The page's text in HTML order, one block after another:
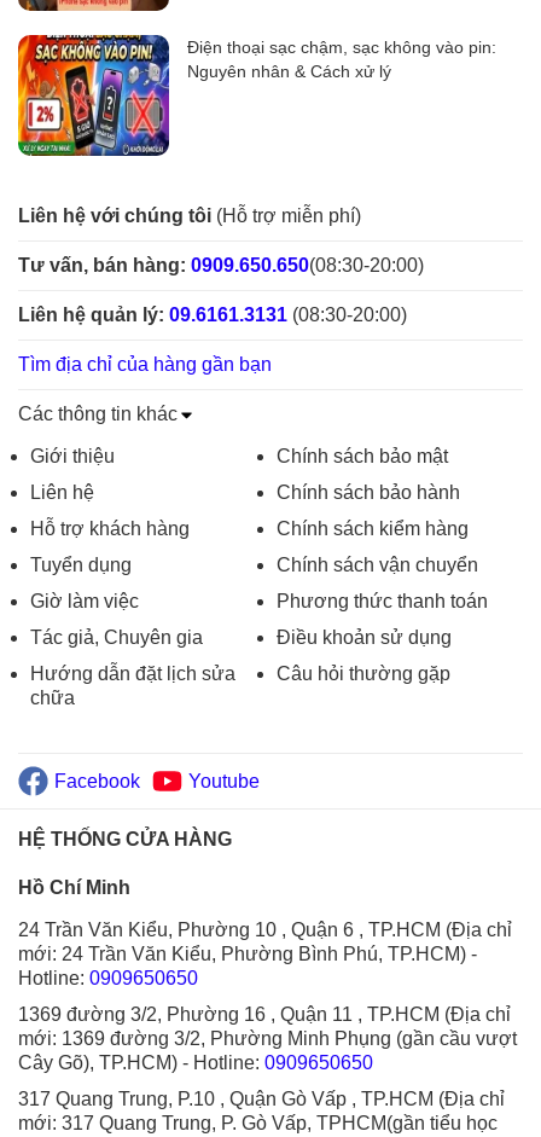
Điện thoại sạc chậm, sạc không vào pin:
Nguyên nhân & Cách xử lý
Liên hệ với chúng tôi (Hỗ trợ miễn phí)
Tư vấn, bán hàng: 0909.650.650(08:30-20:00)
Liên hệ quản lý: 09.6161.3131 (08:30-20:00)
Tìm địa chỉ của hàng gần bạn
Các thông tin khác
Giới thiệu
Liên hệ
Hỗ trợ khách hàng
Tuyển dụng
Giờ làm việc
Tác giả, Chuyên gia
Hướng dẫn đặt lịch sửa
chữa
Chính sách bảo mật
Chính sách bảo hành
Chính sách kiểm hàng
Chính sách vận chuyển
Phương thức thanh toán
Điều khoản sử dụng
Câu hỏi thường gặp
Facebook Youtube
HỆ THỐNG CỬA HÀNG
Hồ Chí Minh
24 Trần Văn Kiểu, Phường 10 , Quận 6 , TP.HCM (Địa chỉ
mới: 24 Trần Văn Kiểu, Phường Bình Phú, TP.HCM) -
Hotline: 0909650650
1369 đường 3/2, Phường 16 , Quận 11 , TP.HCM (Địa chỉ
mới: 1369 đường 3/2, Phường Minh Phụng (gần cầu vượt
Cây Gõ), TP.HCM) - Hotline: 0909650650
317 Quang Trung, P.10 , Quận Gò Vấp , TP.HCM (Địa chỉ
mới: 317 Quang Trung, P. Gò Vấp, TPHCM(gần tiểu học